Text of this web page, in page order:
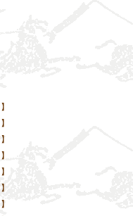
】
】
】
】
】
】
】